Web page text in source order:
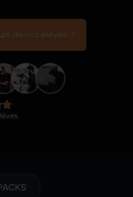
de nos élèves